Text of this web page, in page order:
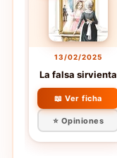
13/02/2025
La falsa sirvienta
📖 Ver ficha
⭐ Opiniones